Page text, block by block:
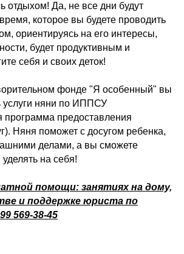
отдыхом! Да, не все дни будут
которое вы будете проводить
ориентируясь на его интересы,
будет продуктивным и
себя и своих деток!
фонде "Я особенный" вы
услуги няни по ИППСУ
программа предоставления
Няня поможет с досугом ребенка,
делами, а вы сможете
на себя!
помощи: занятиях на дому,
и поддержке юриста по
569-38-45